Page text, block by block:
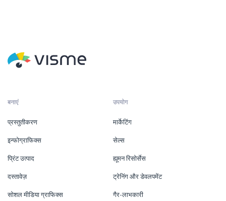
बनाएं
प्रस्तुतीकरण
इन्फोग्राफिक्स
प्रिंट उत्पाद
दस्तावेज़
सोशल मीडिया ग्राफिक्स
उपयोग
मार्केटिंग
सेल्स
ह्यूमन रिसोर्सेस
ट्रेनिंग और डेवलपमेंट
गैर-लाभकारी